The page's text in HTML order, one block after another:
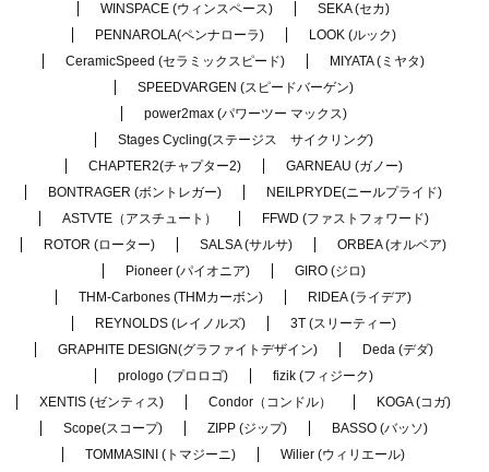
WINSPACE (ウィンスペース)
SEKA (セカ)
PENNAROLA(ペンナローラ)
LOOK (ルック)
CeramicSpeed (セラミックスピード)
MIYATA (ミヤタ)
SPEEDVARGEN (スピードバーゲン)
power2max (パワーツー マックス)
Stages Cycling(ステージス サイクリング)
CHAPTER2(チャプター2)
GARNEAU (ガノー)
BONTRAGER (ボントレガー)
NEILPRYDE(ニールプライド)
ASTVTE（アスチュート）
FFWD (ファストフォワード)
ROTOR (ローター)
SALSA (サルサ)
ORBEA (オルベア)
Pioneer (パイオニア)
GIRO (ジロ)
THM-Carbones (THMカーボン)
RIDEA (ライデア)
REYNOLDS (レイノルズ)
3T (スリーティー)
GRAPHITE DESIGN(グラファイトデザイン)
Deda (デダ)
prologo (プロロゴ)
fizik (フィジーク)
XENTIS (ゼンティス)
Condor（コンドル）
KOGA (コガ)
Scope(スコープ)
ZIPP (ジップ)
BASSO (バッソ)
TOMMASINI (トマジーニ)
Wilier (ウィリエール)